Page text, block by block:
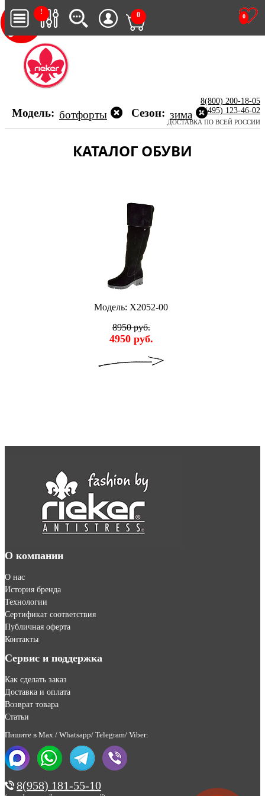
!
0
0
8(800) 200-18-05
8(495) 123-46-02
ДОСТАВКА ПО ВСЕЙ РОССИИ
Модель: ботфорты Сезон: зима
КАТАЛОГ ОБУВИ
Модель: X2052-00
8950 руб.
4950 руб.
О компании
О нас
История бренда
Технологии
Сертификат соответствия
Публичная оферта
Контакты
Сервис и поддержка
Как сделать заказ
Доставка и оплата
Возврат товара
Статьи
Пишите в Max / Whatsapp/ Telegram/ Viber:
8(958) 181-55-10